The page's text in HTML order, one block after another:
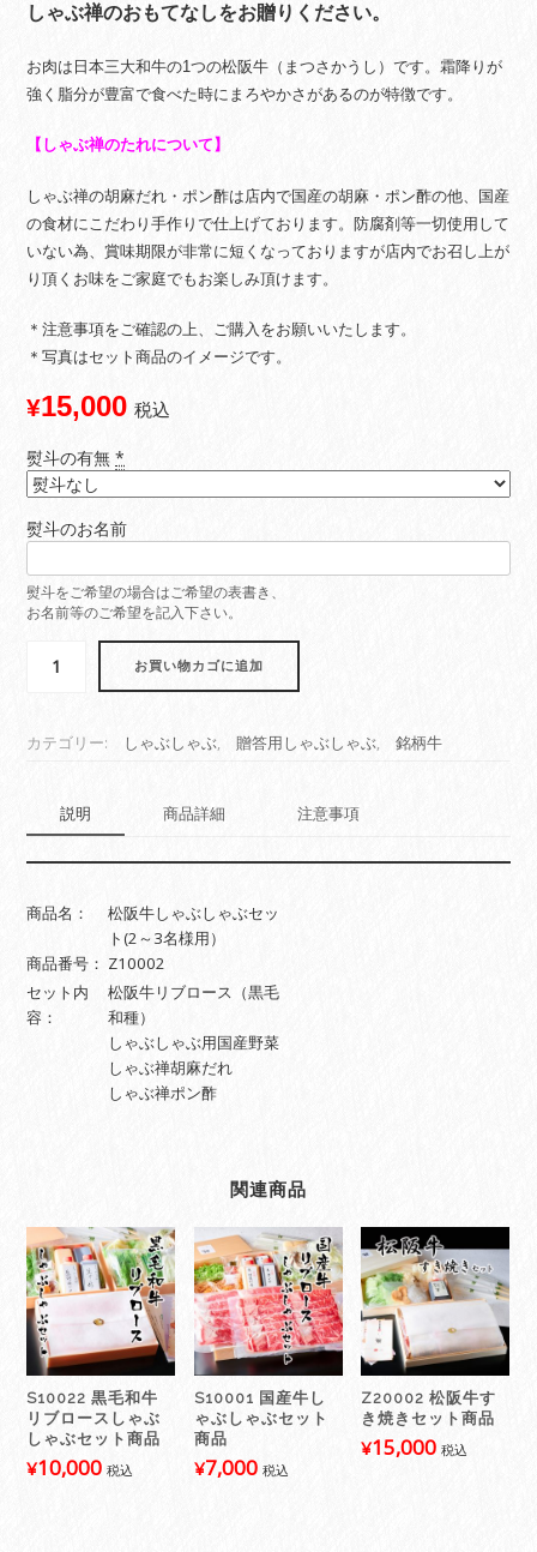
しゃぶ禅のおもてなしをお贈りください。
お肉は日本三大和牛の1つの松阪牛（まつさかうし）です。霜降りが
強く脂分が豊富で食べた時にまろやかさがあるのが特徴です。
【しゃぶ禅のたれについて】
しゃぶ禅の胡麻だれ・ポン酢は店内で国産の胡麻・ポン酢の他、国産
の食材にこだわり手作りで仕上げております。防腐剤等一切使用して
いない為、賞味期限が非常に短くなっておりますが店内でお召し上が
り頂くお味をご家庭でもお楽しみ頂けます。
＊注意事項をご確認の上、ご購入をお願いいたします。
＊写真はセット商品のイメージです。
¥15,000 税込
熨斗の有無 *
熨斗のお名前
熨斗をご希望の場合はご希望の表書き、
お名前等のご希望を記入下さい。
し
し
セ
ッ
ト
商
品
個
お買い物カゴに追加
カテゴリー: しゃぶしゃぶ, 贈答用しゃぶしゃぶ, 銘柄牛
説明 商品詳細 注意事項
商品名：
松阪牛しゃぶしゃぶセッ
ト(2～3名様用）
商品番号： Z10002
セット内
容：
松阪牛リブロース（黒毛
和種）
しゃぶしゃぶ用国産野菜
しゃぶ禅胡麻だれ
しゃぶ禅ポン酢
関連商品
S10022 黒毛和牛
リブロースしゃぶ
しゃぶセット商品
¥10,000 税込
S10001 国産牛し
ゃぶしゃぶセット
商品
¥7,000 税込
Z20002 松阪牛す
き焼きセット商品
¥15,000 税込